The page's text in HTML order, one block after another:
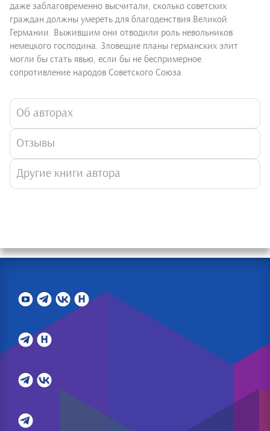
даже заблаговременно высчитали, сколько советских
граждан должны умереть для благоденствия Великой
Германии. Выжившим они отводили роль невольников
немецкого господина. Зловещие планы германских элит
могли бы стать явью, если бы не беспримерное
сопротивление народов Советского Союза.
Об авторах
Отзывы
Другие книги автора